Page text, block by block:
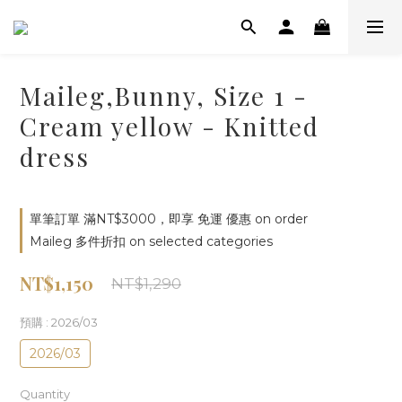
Maileg,Bunny, Size 1 -
Cream yellow - Knitted
dress
單筆訂單 滿NT$3000，即享 免運 優惠 on order
Maileg 多件折扣 on selected categories
NT$1,150 NT$1,290
預購 : 2026/03
2026/03
Quantity